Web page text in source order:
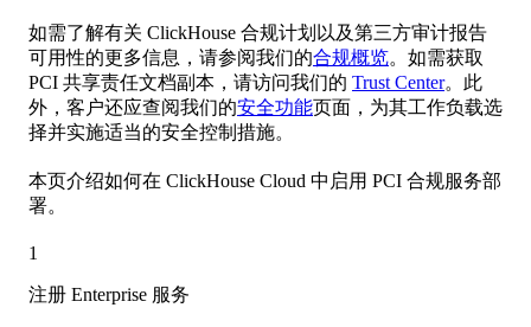
如需了解有关 ClickHouse 合规计划以及第三方审计报告
可用性的更多信息，请参阅我们的合规概览。如需获取
PCI 共享责任文档副本，请访问我们的 Trust Center。此
外，客户还应查阅我们的安全功能页面，为其工作负载选
择并实施适当的安全控制措施。
本页介绍如何在 ClickHouse Cloud 中启用 PCI 合规服务部
署。
1
注册 Enterprise 服务